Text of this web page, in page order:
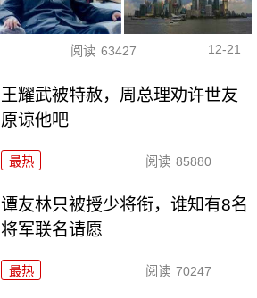
阅读 63427 12-21
王耀武被特赦，周总理劝许世友
原谅他吧
最热 阅读 85880
谭友林只被授少将衔，谁知有8名
将军联名请愿
最热 阅读 70247